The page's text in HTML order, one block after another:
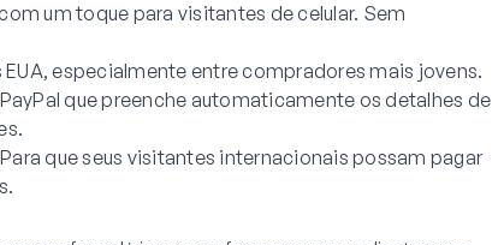
um toque para visitantes de celular. Sem
especialmente entre compradores mais jovens.
que preenche automaticamente os detalhes de
Para que seus visitantes internacionais possam pagar